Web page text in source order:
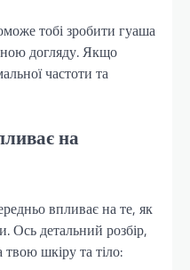
тобі зробити гуаша
догляду. Якщо
частоти та
на
впливає на те, як
Ось детальний розбір,
шкіру та тіло: